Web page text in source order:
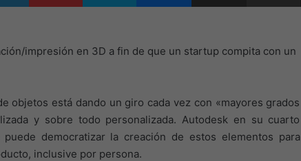
impresión en 3D a fin de que un startup compita con un
objetos está dando un giro cada vez con «mayores grados
y sobre todo personalizada. Autodesk en su cuarto
democratizar la creación de estos elementos para
inclusive por persona.